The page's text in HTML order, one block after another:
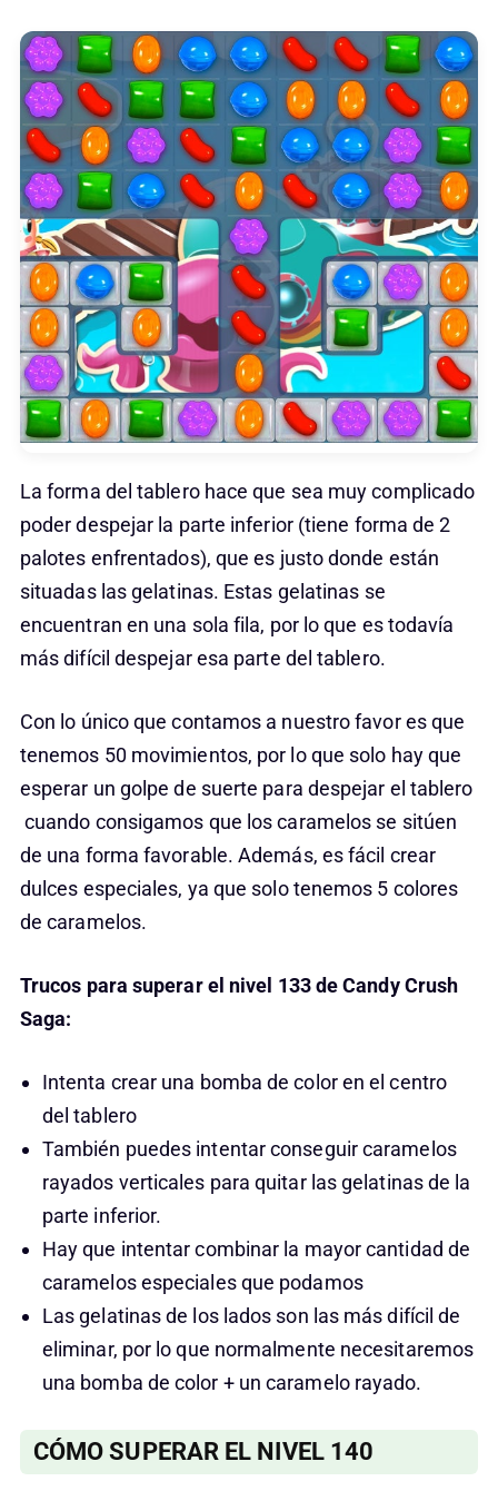
La forma del tablero hace que sea muy complicado
poder despejar la parte inferior (tiene forma de 2
palotes enfrentados), que es justo donde están
situadas las gelatinas. Estas gelatinas se
encuentran en una sola fila, por lo que es todavía
más difícil despejar esa parte del tablero.
Con lo único que contamos a nuestro favor es que
tenemos 50 movimientos, por lo que solo hay que
esperar un golpe de suerte para despejar el tablero
cuando consigamos que los caramelos se sitúen
de una forma favorable. Además, es fácil crear
dulces especiales, ya que solo tenemos 5 colores
de caramelos.
Trucos para superar el nivel 133 de Candy Crush
Saga:
Intenta crear una bomba de color en el centro
del tablero
También puedes intentar conseguir caramelos
rayados verticales para quitar las gelatinas de la
parte inferior.
Hay que intentar combinar la mayor cantidad de
caramelos especiales que podamos
Las gelatinas de los lados son las más difícil de
eliminar, por lo que normalmente necesitaremos
una bomba de color + un caramelo rayado.
CÓMO SUPERAR EL NIVEL 140